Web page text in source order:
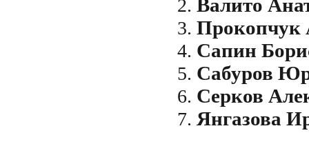
Валито
Прокопчук
Сапин
Сабуров
Серков
Янгазова